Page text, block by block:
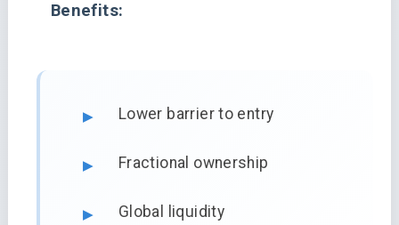
Benefits:
Lower barrier to entry
Fractional ownership
Global liquidity